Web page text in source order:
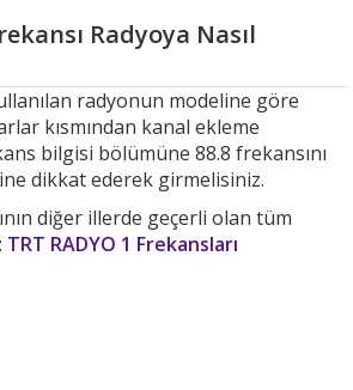
Radyoya Nasıl
radyonun modeline göre
kısmından kanal ekleme
bilgisi bölümüne 88.8 frekansını
dikkat ederek girmelisiniz.
diğer illerde geçerli olan tüm
TRT RADYO 1 Frekansları